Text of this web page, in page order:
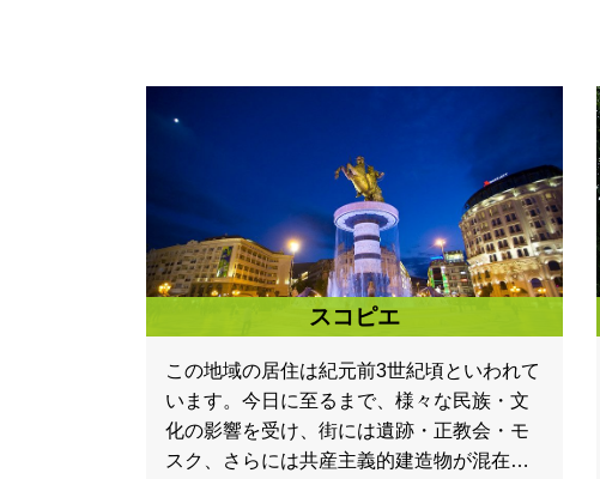
スコピエ
この地域の居住は紀元前3世紀頃といわれて
います。今日に至るまで、様々な民族・文
化の影響を受け、街には遺跡・正教会・モ
スク、さらには共産主義的建造物が混在